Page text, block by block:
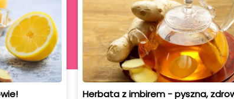
Herbata z imbirem - pyszna,